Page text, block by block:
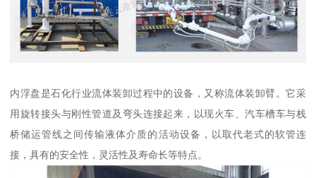
内浮盘是石化行业流体装卸过程中的设备，又称流体装卸臂。它采
用旋转接头与刚性管道及弯头连接起来，以现火车、汽车槽车与栈
桥储运管线之间传输液体介质的活动设备，以取代老式的软管连
接，具有的安全性，灵活性及寿命长等特点。